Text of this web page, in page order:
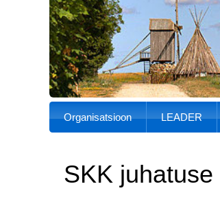
Organisatsioon LEADER
SKK